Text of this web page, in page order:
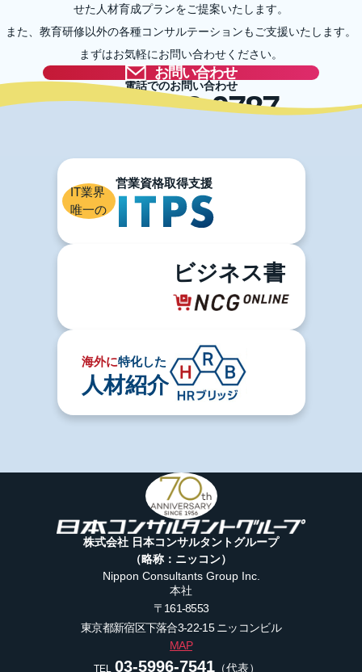
せた人材育成プランをご提案いたします。
また、教育研修以外の各種コンサルテーションもご支援いたします。
まずはお気軽にお問い合わせください。
お問い合わせ
電話でのお問い合わせ
03-5996-0787
IT業界
唯一の
ビジネス書
海外に特化した
人材紹介
株式会社 日本コンサルタントグループ
（略称：ニッコン）
Nippon Consultants Group Inc.
本社
〒161-8553
東京都新宿区下落合3-22-15ニッコンビル
MAP
TEL 03-5996-7541（代表）